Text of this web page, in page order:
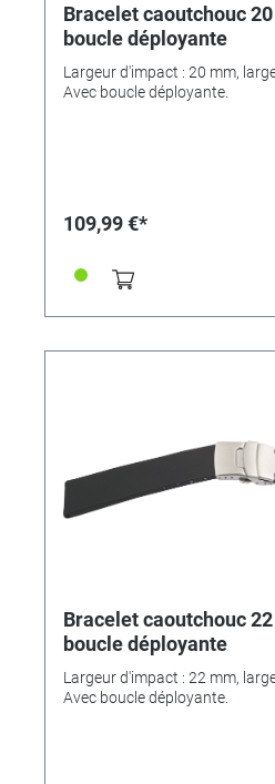
Bracelet caoutchouc
boucle déployante
Largeur d'impact : 20 mm,
Avec boucle déployante.
109,99 €*
Bracelet caoutchouc
boucle déployante
Largeur d'impact : 22 mm,
Avec boucle déployante.